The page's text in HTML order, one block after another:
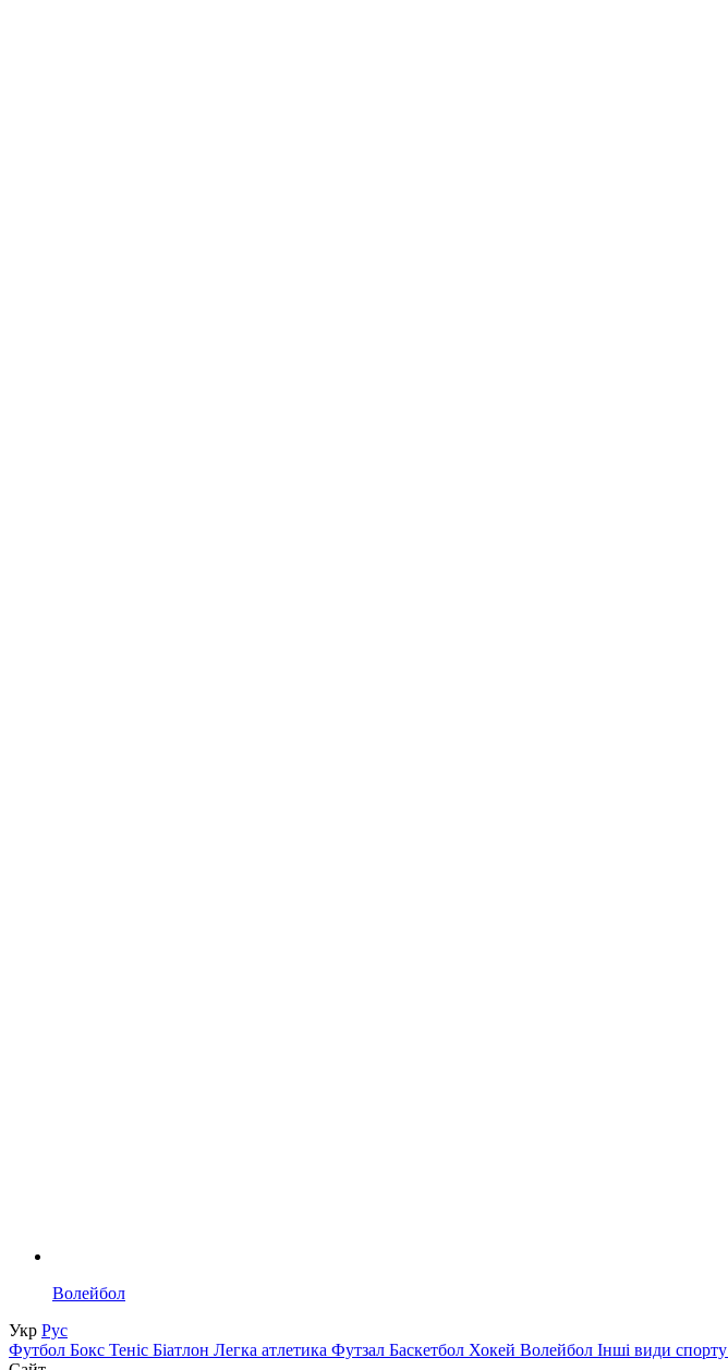
Волейбол
Укр Рус
Футбол Бокс Теніс Біатлон Легка атлетика Футзал Баскетбол Хокей Волейбол Інші види спорту